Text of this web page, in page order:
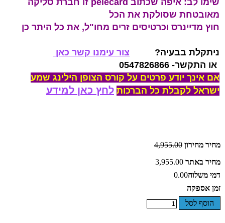
שימו לב: איפה שכתוב pelecard זו חברת סליקה
מאובטחת שסולקת את הכל
חוץ מדיינרס וכרטיסים זרים מחו"ל, את כל היתר כן
ניתקלת בבעיה? צור עימנו קשר כאן
או התקשר- 0547826866
אם אינך יודע פרטים על קורס הצופן הילינג שמע
ישראל לקבלת כל הברכות לחץ כאן למידע
מחיר מחירון 4,955.00
מחיר באתר 3,955.00
דמי משלוח0.00
זמן אספקה
הוסף לסל